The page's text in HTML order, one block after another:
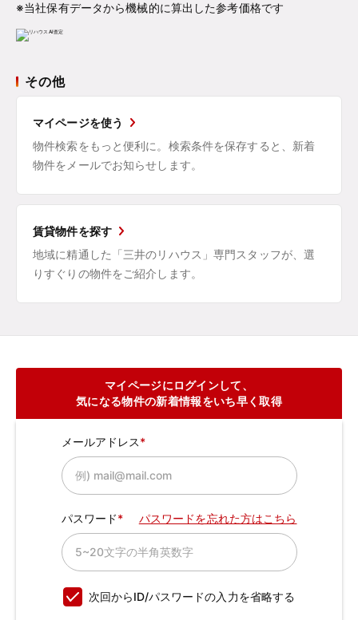
※当社保有データから機械的に算出した参考価格です
その他
マイページを使う
物件検索をもっと便利に。検索条件を保存すると、新着
物件をメールでお知らせします。
賃貸物件を探す
地域に精通した「三井のリハウス」専門スタッフが、選
りすぐりの物件をご紹介します。
マイページにログインして、
気になる物件の新着情報をいち早く取得
メールアドレス
パスワード パスワードを忘れた方はこちら
次回からID/パスワードの入力を省略する